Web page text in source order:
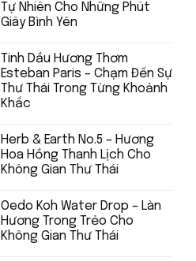
Tự Nhiên Cho Những Phút
Giây Bình Yên
Tinh Dầu Hương Thơm
Esteban Paris – Chạm Đến Sự
Thư Thái Trong Từng Khoảnh
Khắc
Herb & Earth No.5 – Hương
Hoa Hồng Thanh Lịch Cho
Không Gian Thư Thái
Oedo Koh Water Drop – Làn
Hương Trong Trẻo Cho
Không Gian Thư Thái